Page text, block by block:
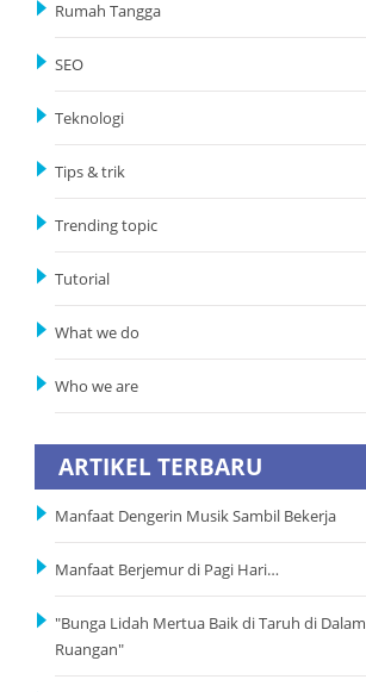
Rumah Tangga
SEO
Teknologi
Tips & trik
Trending topic
Tutorial
What we do
Who we are
ARTIKEL TERBARU
Manfaat Dengerin Musik Sambil Bekerja
Manfaat Berjemur di Pagi Hari…
"Bunga Lidah Mertua Baik di Taruh di Dalam
Ruangan"